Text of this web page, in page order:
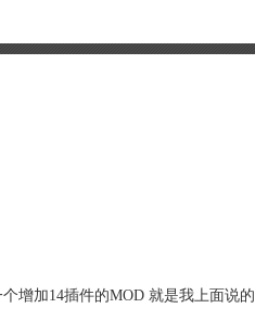
增加14插件的MOD 就是我上面说的